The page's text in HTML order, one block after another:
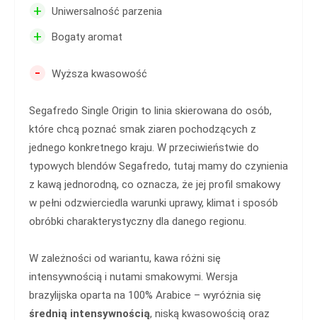
+ Uniwersalność parzenia
+ Bogaty aromat
- Wyższa kwasowość
Segafredo Single Origin to linia skierowana do osób,
które chcą poznać smak ziaren pochodzących z
jednego konkretnego kraju. W przeciwieństwie do
typowych blendów Segafredo, tutaj mamy do czynienia
z kawą jednorodną, co oznacza, że jej profil smakowy
w pełni odzwierciedla warunki uprawy, klimat i sposób
obróbki charakterystyczny dla danego regionu.
W zależności od wariantu, kawa różni się
intensywnością i nutami smakowymi. Wersja
brazylijska oparta na 100% Arabice – wyróżnia się
średnią intensywnością, niską kwasowością oraz